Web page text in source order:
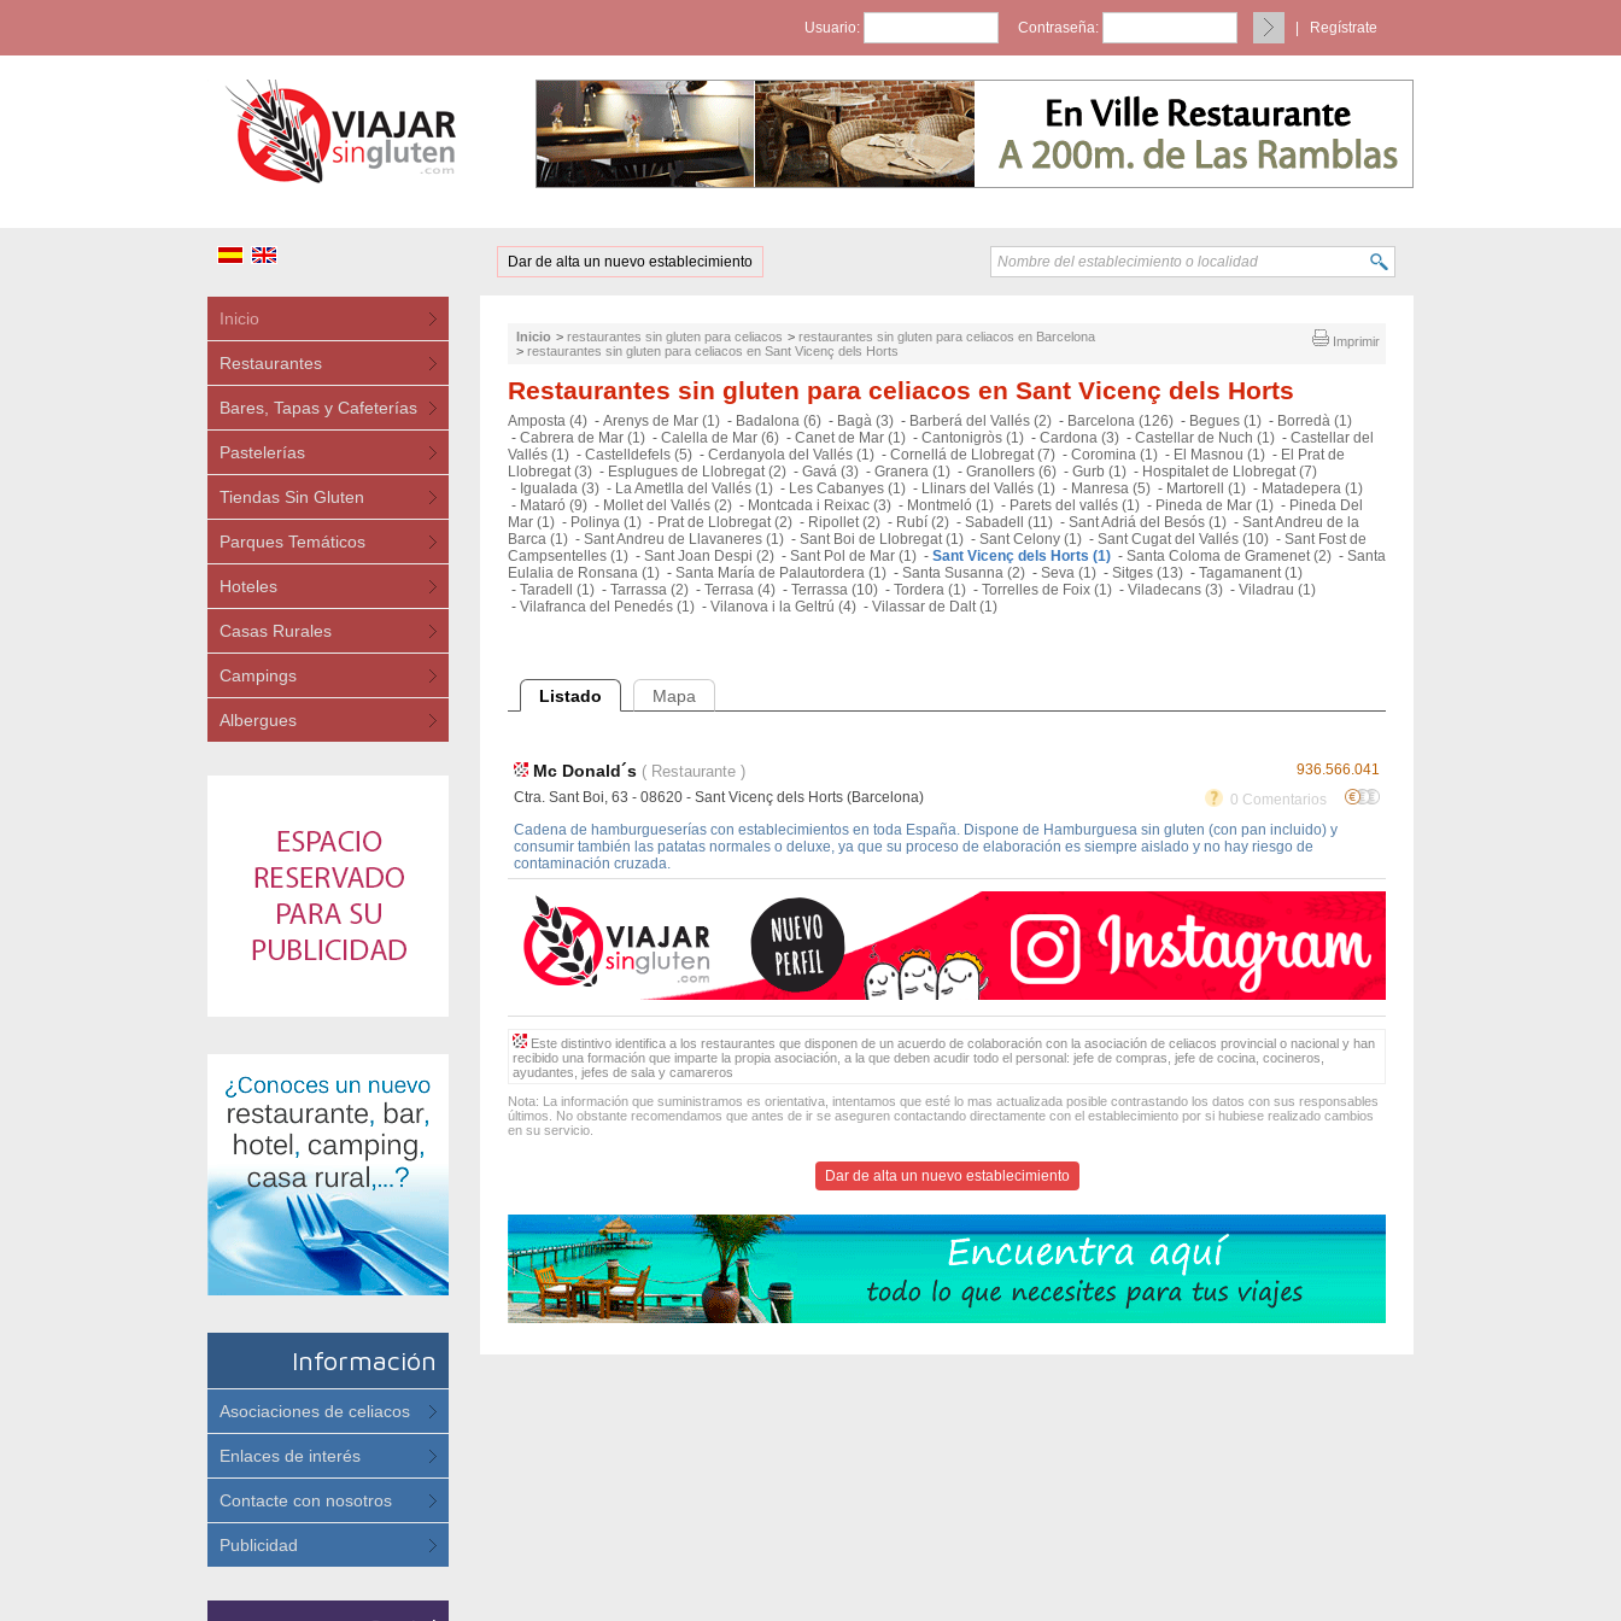
Usuario: Contraseña: Regístrate
Dar de alta un nuevo establecimiento
Inicio
Restaurantes
Bares, Tapas y Cafeterías
Pastelerías
Tiendas Sin Gluten
Parques Temáticos
Hoteles
Casas Rurales
Campings
Albergues
Información
Asociaciones de celiacos
Enlaces de interés
Contacte con nosotros
Publicidad
Imprimir
Inicio > restaurantes sin gluten para celiacos > restaurantes sin gluten para celiacos en Barcelona
> restaurantes sin gluten para celiacos en Sant Vicenç dels Horts
Restaurantes sin gluten para celiacos en Sant Vicenç dels Horts
Amposta (4) - Arenys de Mar (1) - Badalona (6) - Bagà (3) - Barberá del Vallés (2) - Barcelona (126) - Begues (1) - Borredà (1)
- Cabrera de Mar (1) - Calella de Mar (6) - Canet de Mar (1) - Cantonigròs (1) - Cardona (3) - Castellar de Nuch (1) - Castellar del
Vallés (1) - Castelldefels (5) - Cerdanyola del Vallés (1) - Cornellá de Llobregat (7) - Coromina (1) - El Masnou (1) - El Prat de
Llobregat (3) - Esplugues de Llobregat (2) - Gavá (3) - Granera (1) - Granollers (6) - Gurb (1) - Hospitalet de Llobregat (7)
- Igualada (3) - La Ametlla del Vallés (1) - Les Cabanyes (1) - Llinars del Vallés (1) - Manresa (5) - Martorell (1) - Matadepera (1)
- Mataró (9) - Mollet del Vallés (2) - Montcada i Reixac (3) - Montmeló (1) - Parets del vallés (1) - Pineda de Mar (1) - Pineda Del
Mar (1) - Polinya (1) - Prat de Llobregat (2) - Ripollet (2) - Rubí (2) - Sabadell (11) - Sant Adriá del Besós (1) - Sant Andreu de la
Barca (1) - Sant Andreu de Llavaneres (1) - Sant Boi de Llobregat (1) - Sant Celony (1) - Sant Cugat del Vallés (10) - Sant Fost de
Campsentelles (1) - Sant Joan Despi (2) - Sant Pol de Mar (1) - Sant Vicenç dels Horts (1) - Santa Coloma de Gramenet (2) - Santa
Eulalia de Ronsana (1) - Santa María de Palautordera (1) - Santa Susanna (2) - Seva (1) - Sitges (13) - Tagamanent (1)
- Taradell (1) - Tarrassa (2) - Terrasa (4) - Terrassa (10) - Tordera (1) - Torrelles de Foix (1) - Viladecans (3) - Viladrau (1)
- Vilafranca del Penedés (1) - Vilanova i la Geltrú (4) - Vilassar de Dalt (1)
Listado Mapa
936.566.041
Mc Donald´s ( Restaurante )
0 Comentarios
Ctra. Sant Boi, 63 - 08620 - Sant Vicenç dels Horts (Barcelona)
Cadena de hamburgueserías con establecimientos en toda España. Dispone de Hamburguesa sin gluten (con pan incluido) y
consumir también las patatas normales o deluxe, ya que su proceso de elaboración es siempre aislado y no hay riesgo de
contaminación cruzada.
Este distintivo identifica a los restaurantes que disponen de un acuerdo de colaboración con la asociación de celiacos provincial o nacional y han
recibido una formación que imparte la propia asociación, a la que deben acudir todo el personal: jefe de compras, jefe de cocina, cocineros,
ayudantes, jefes de sala y camareros
Nota: La información que suministramos es orientativa, intentamos que esté lo mas actualizada posible contrastando los datos con sus responsables
últimos. No obstante recomendamos que antes de ir se aseguren contactando directamente con el establecimiento por si hubiese realizado cambios
en su servicio.
Dar de alta un nuevo establecimiento